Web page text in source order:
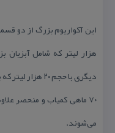
هزار لیتر كه شامل
دیگری با حجم
۷۰ ماهی كمیاب و منحصر
می‌شوند.